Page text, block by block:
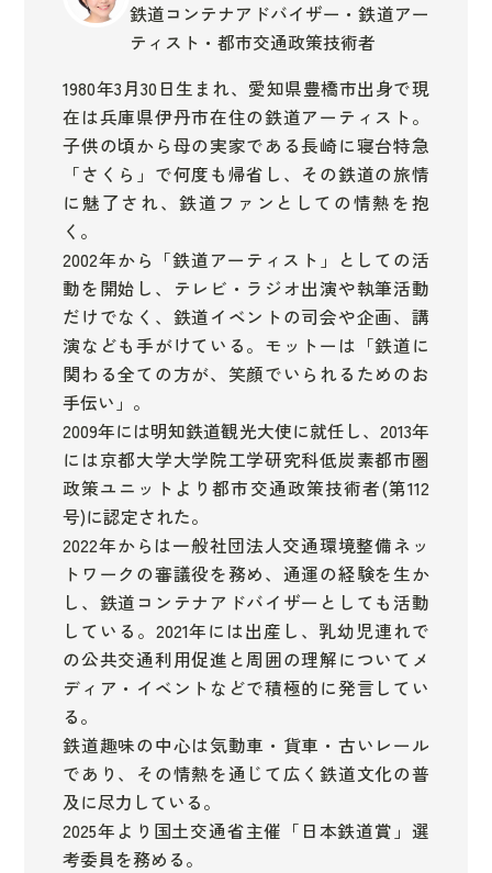
鉄道コンテナアドバイザー・鉄道アー
ティスト・都市交通政策技術者
1980年3月30日生まれ、愛知県豊橋市出身で現
在は兵庫県伊丹市在住の鉄道アーティスト。
子供の頃から母の実家である長崎に寝台特急
「さくら」で何度も帰省し、その鉄道の旅情
に魅了され、鉄道ファンとしての情熱を抱
く。
2002年から「鉄道アーティスト」としての活
動を開始し、テレビ・ラジオ出演や執筆活動
だけでなく、鉄道イベントの司会や企画、講
演なども手がけている。モットーは「鉄道に
関わる全ての方が、笑顔でいられるためのお
手伝い」。
2009年には明知鉄道観光大使に就任し、2013年
には京都大学大学院工学研究科低炭素都市圏
政策ユニットより都市交通政策技術者(第112
号)に認定された。
2022年からは一般社団法人交通環境整備ネッ
トワークの審議役を務め、通運の経験を生か
し、鉄道コンテナアドバイザーとしても活動
している。2021年には出産し、乳幼児連れで
の公共交通利用促進と周囲の理解についてメ
ディア・イベントなどで積極的に発言してい
る。
鉄道趣味の中心は気動車・貨車・古いレール
であり、その情熱を通じて広く鉄道文化の普
及に尽力している。
2025年より国土交通省主催「日本鉄道賞」選
考委員を務める。